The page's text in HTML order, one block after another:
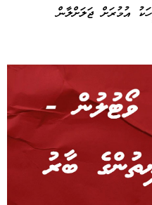
އުމުރަށް ޖަލަށްލާން